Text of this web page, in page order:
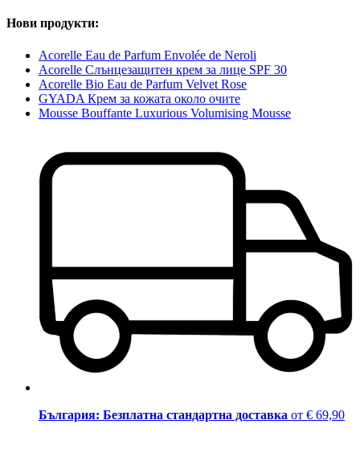
Нови продукти:
Acorelle Eau de Parfum Envolée de Neroli
Acorelle Слънцезащитен крем за лице SPF 30
Acorelle Bio Eau de Parfum Velvet Rose
GYADA Крем за кожата около очите
Mousse Bouffante Luxurious Volumising Mousse
България: Безплатна стандартна доставка от € 69,90